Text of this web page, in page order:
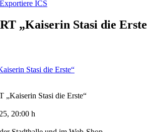
„Kaiserin Stasi die
Stasi die Erste“
, 20:00 h